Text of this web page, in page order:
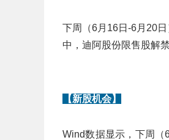
下周（6月16日-6月20
中，迪阿股份限售股解
【新股机会】
Wind数据显示，下周（